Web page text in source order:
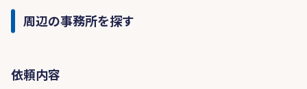
周辺の事務所を探す
依頼内容